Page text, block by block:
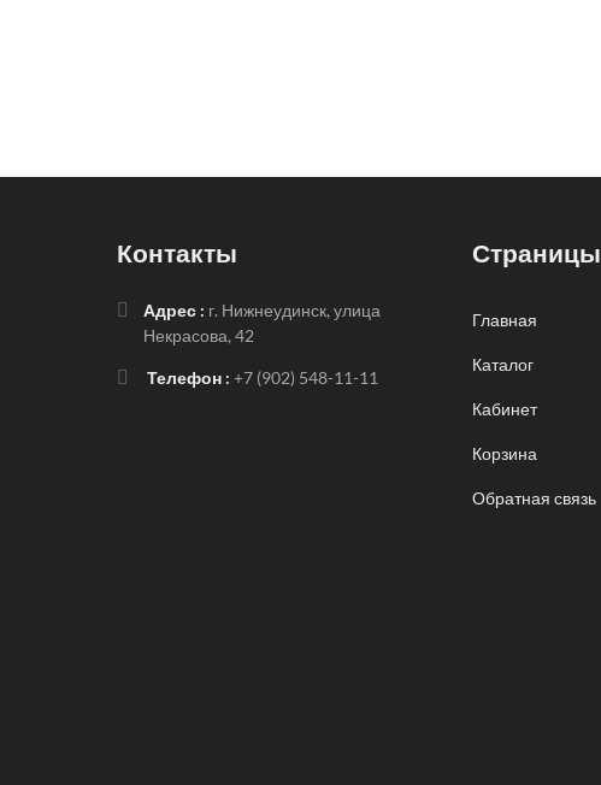
Контакты
Адрес : г. Нижнеудинск, улица
Некрасова, 42
Телефон : +7 (902) 548-11-11
Страницы
Главная
Каталог
Кабинет
Корзина
Обратная связь